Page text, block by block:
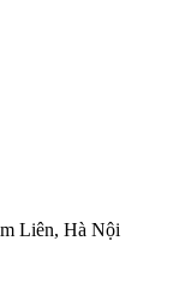
Liên, Hà Nội